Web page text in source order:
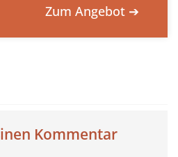
Zum Angebot ➔
Kommentar